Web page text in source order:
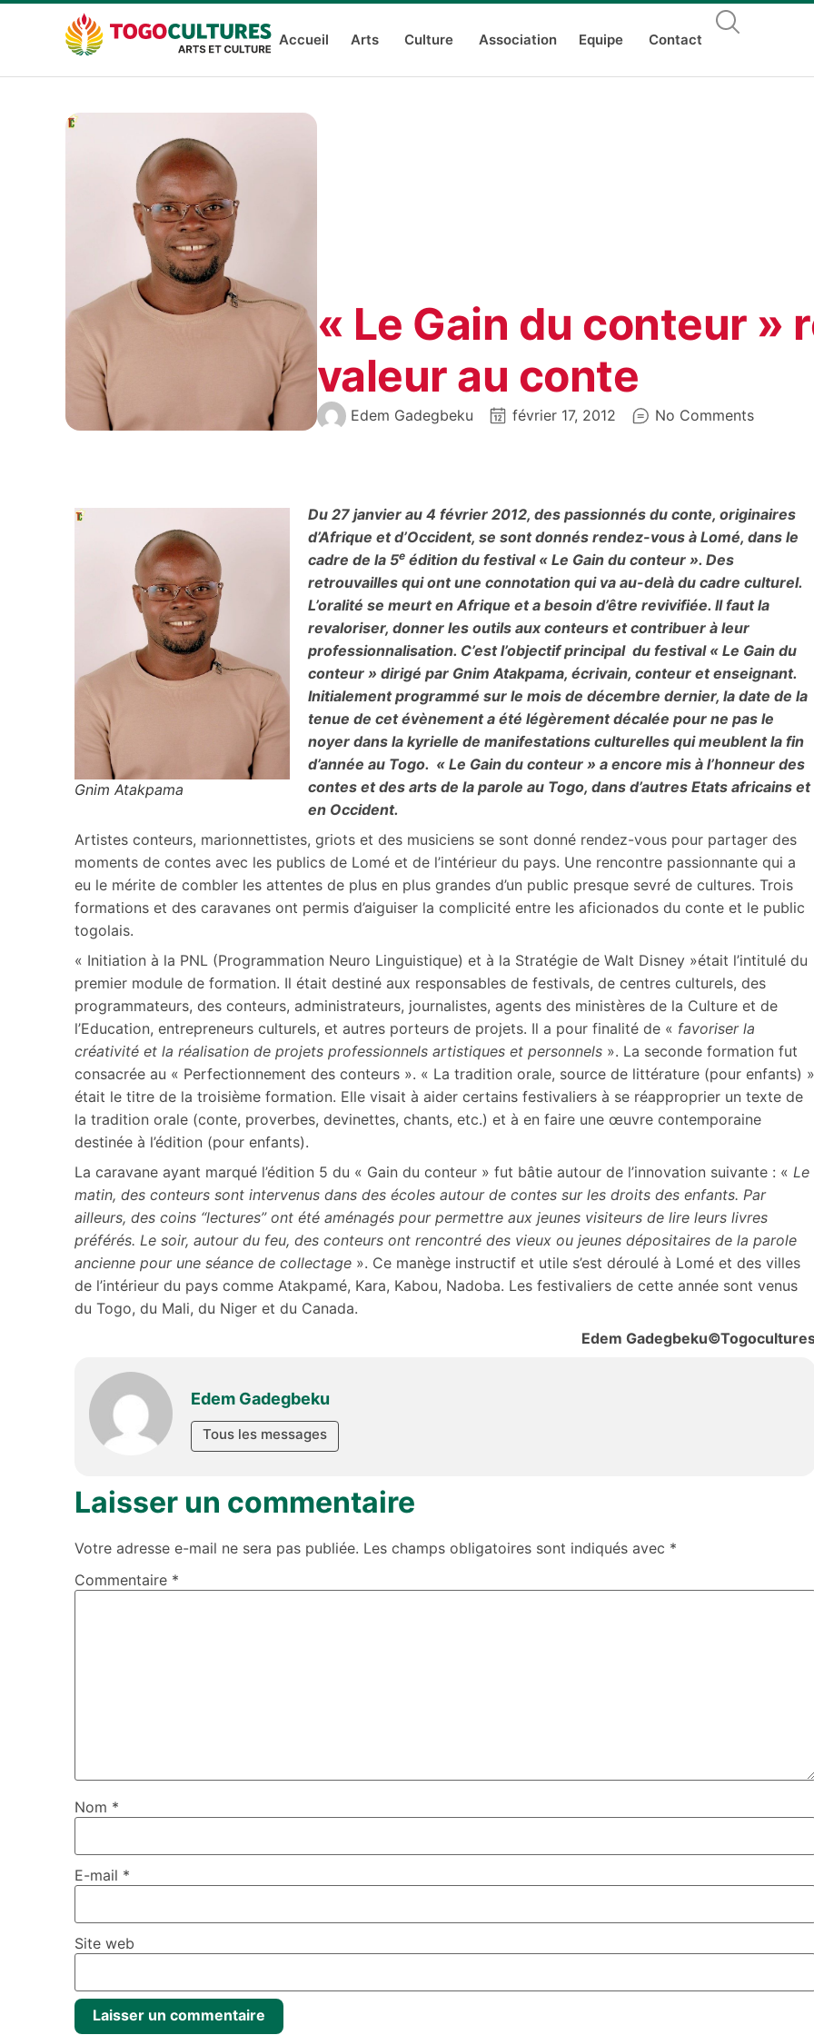
Accueil Arts Culture Association Equipe Contact
« Le Gain du conteur »
valeur au conte
Edem Gadegbeku février 17, 2012 No Comments
Gnim Atakpama
Du 27 janvier au 4 février 2012, des passionnés du conte, originaires
d’Afrique et d’Occident, se sont donnés rendez-vous à Lomé, dans le
cadre de la 5e édition du festival « Le Gain du conteur ». Des
retrouvailles qui ont une connotation qui va au-delà du cadre culturel.
L’oralité se meurt en Afrique et a besoin d’être revivifiée. Il faut la
revaloriser, donner les outils aux conteurs et contribuer à leur
professionnalisation. C’est l’objectif principal du festival « Le Gain du
conteur » dirigé par Gnim Atakpama, écrivain, conteur et enseignant.
Initialement programmé sur le mois de décembre dernier, la date de la
tenue de cet évènement a été légèrement décalée pour ne pas le
noyer dans la kyrielle de manifestations culturelles qui meublent la fin
d’année au Togo. « Le Gain du conteur » a encore mis à l’honneur des
contes et des arts de la parole au Togo, dans d’autres Etats africains et
en Occident.
Artistes conteurs, marionnettistes, griots et des musiciens se sont donné rendez-vous pour partager des
moments de contes avec les publics de Lomé et de l’intérieur du pays. Une rencontre passionnante qui a
eu le mérite de combler les attentes de plus en plus grandes d’un public presque sevré de cultures. Trois
formations et des caravanes ont permis d’aiguiser la complicité entre les aficionados du conte et le public
togolais.
« Initiation à la PNL (Programmation Neuro Linguistique) et à la Stratégie de Walt Disney »était l’intitulé du
premier module de formation. Il était destiné aux responsables de festivals, de centres culturels, des
programmateurs, des conteurs, administrateurs, journalistes, agents des ministères de la Culture et de
l’Education, entrepreneurs culturels, et autres porteurs de projets. Il a pour finalité de « favoriser la
créativité et la réalisation de projets professionnels artistiques et personnels ». La seconde formation fut
consacrée au « Perfectionnement des conteurs ». « La tradition orale, source de littérature (pour enfants) »
était le titre de la troisième formation. Elle visait à aider certains festivaliers à se réapproprier un texte de
la tradition orale (conte, proverbes, devinettes, chants, etc.) et à en faire une œuvre contemporaine
destinée à l’édition (pour enfants).
La caravane ayant marqué l’édition 5 du « Gain du conteur » fut bâtie autour de l’innovation suivante : « Le
matin, des conteurs sont intervenus dans des écoles autour de contes sur les droits des enfants. Par
ailleurs, des coins “lectures” ont été aménagés pour permettre aux jeunes visiteurs de lire leurs livres
préférés. Le soir, autour du feu, des conteurs ont rencontré des vieux ou jeunes dépositaires de la parole
ancienne pour une séance de collectage ». Ce manège instructif et utile s’est déroulé à Lomé et des villes
de l’intérieur du pays comme Atakpamé, Kara, Kabou, Nadoba. Les festivaliers de cette année sont venus
du Togo, du Mali, du Niger et du Canada.
Edem
Edem Gadegbeku
Tous les messages
Laisser un commentaire
Votre adresse e-mail ne sera pas publiée. Les champs obligatoires sont indiqués avec *
Commentaire *
Nom *
E-mail *
Site web